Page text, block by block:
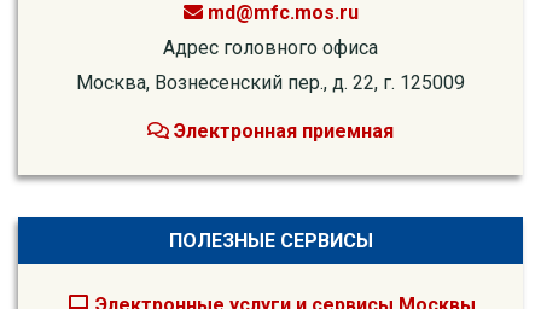
md@mfc.mos.ru
Адрес головного офиса
Москва, Вознесенский пер., д. 22, г. 125009
Электронная приемная
ПОЛЕЗНЫЕ СЕРВИСЫ